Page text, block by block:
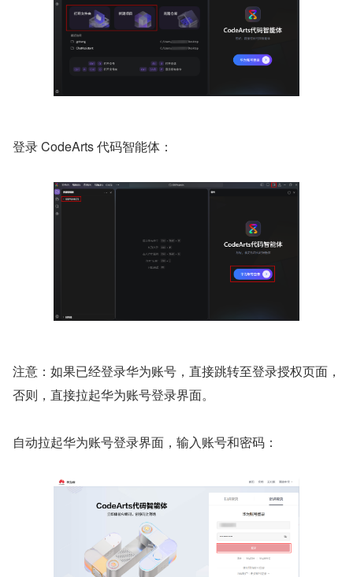
登录 CodeArts 代码智能体：
注意：如果已经登录华为账号，直接跳转至登录授权页面，
否则，直接拉起华为账号登录界面。
自动拉起华为账号登录界面，输入账号和密码：